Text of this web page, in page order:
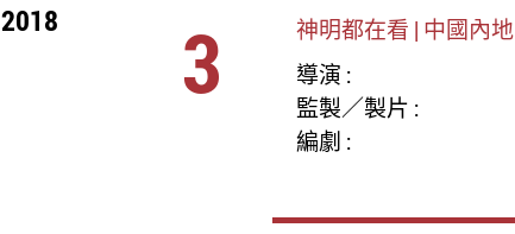
2018
3
神明都在看 | 中國內地
導演 :
監製／製片 :
編劇 :